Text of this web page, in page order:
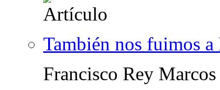
También nos fuimos
Francisco Rey Marcos